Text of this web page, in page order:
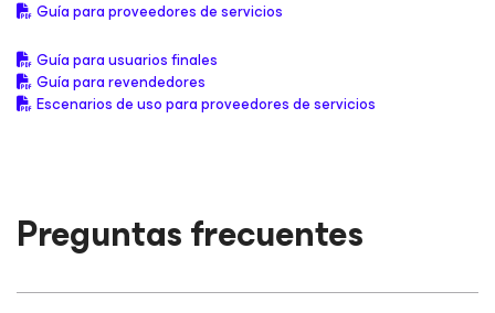
Guía para proveedores de servicios
Guía para usuarios finales
Guía para revendedores
Escenarios de uso para proveedores de servicios
Preguntas frecuentes